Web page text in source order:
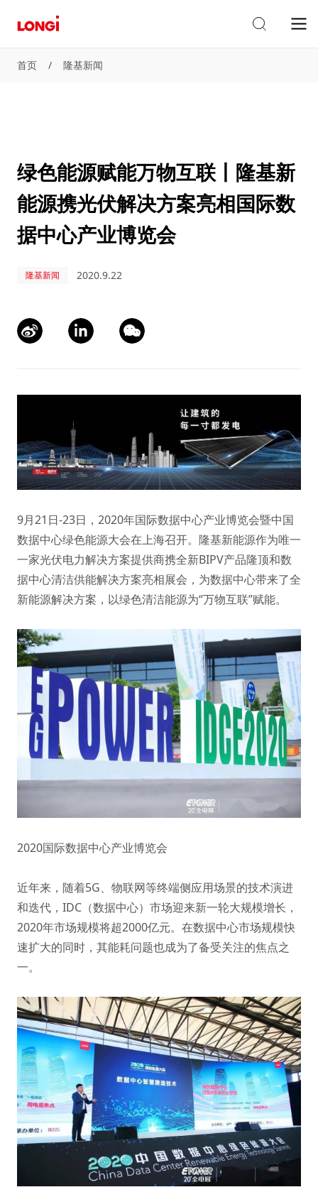
首页 / 隆基新闻
绿色能源赋能万物互联丨隆基新
能源携光伏解决方案亮相国际数
据中心产业博览会
隆基新闻 2020.9.22
9月21日-23日，2020年国际数据中心产业博览会暨中国
数据中心绿色能源大会在上海召开。隆基新能源作为唯一
一家光伏电力解决方案提供商携全新BIPV产品隆顶和数
据中心清洁供能解决方案亮相展会，为数据中心带来了全
新能源解决方案，以绿色清洁能源为“万物互联”赋能。
2020国际数据中心产业博览会
近年来，随着5G、物联网等终端侧应用场景的技术演进
和迭代，IDC（数据中心）市场迎来新一轮大规模增长，
2020年市场规模将超2000亿元。在数据中心市场规模快
速扩大的同时，其能耗问题也成为了备受关注的焦点之
一。